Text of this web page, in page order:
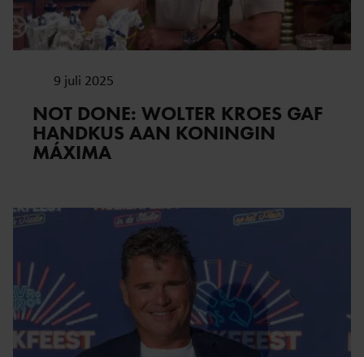
9 juli 2025
NOT DONE: WOLTER KROES GAF
HANDKUS AAN KONINGIN
MÁXIMA